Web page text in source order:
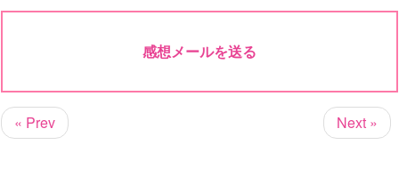
感想メールを送る
« Prev Next »